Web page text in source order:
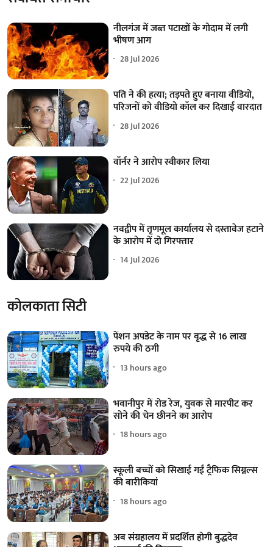
नीलगंज में जब्त पटाखों के गोदाम में लगी
भीषण आग
28 Jul 2026
पति ने की हत्या; तड़पते हुए बनाया वीडियो,
परिजनों को वीडियो कॉल कर दिखाई वारदात
28 Jul 2026
वॉर्नर ने आरोप स्वीकार लिया
22 Jul 2026
नवद्वीप में तृणमूल कार्यालय से दस्तावेज हटाने
के आरोप में दो गिरफ्तार
14 Jul 2026
कोलकाता सिटी
पेंशन अपडेट के नाम पर वृद्ध से 16 लाख
रुपये की ठगी
13 hours ago
भवानीपुर में रोड रेज, युवक से मारपीट कर
सोने की चेन छीनने का आरोप
18 hours ago
स्कूली बच्चों को सिखाई गईं ट्रैफिक सिग्नल्स
की बारीकियां
18 hours ago
अब संग्रहालय में प्रदर्शित होगी बुद्धदेव